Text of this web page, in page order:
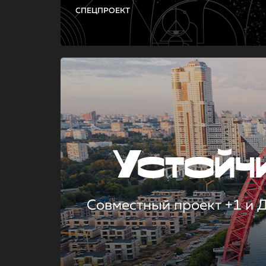
СПЕЦПРОЕКТ
Совместный проект +1 и